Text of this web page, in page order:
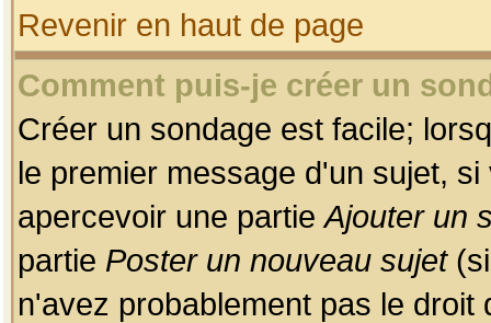
Revenir en haut de page
Comment puis-je créer un
Créer un sondage est facile;
le premier message d'un sujet,
apercevoir une partieAjouter un
partie Poster un nouveau sujet(si
n'avez probablement pas le